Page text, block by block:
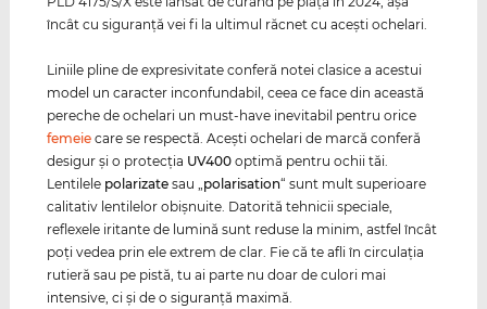
încât cu siguranţă vei fi la ultimul răcnet cu aceşti ochelari.
Liniile pline de expresivitate conferă notei clasice a acestui
model un caracter inconfundabil, ceea ce face din această
pereche de ochelari un must-have inevitabil pentru orice
femeie care se respectă. Aceşti ochelari de marcă conferă
desigur şi o protecţia UV400 optimă pentru ochii tăi.
Lentilele polarizate sau „ polarisation“ sunt mult superioare
calitativ lentilelor obişnuite. Datorită tehnicii speciale,
reflexele iritante de lumină sunt reduse la minim, astfel încât
poţi vedea prin ele extrem de clar. Fie că te afli în circulaţia
rutieră sau pe pistă, tu ai parte nu doar de culori mai
intensive, ci şi de o siguranţă maximă.